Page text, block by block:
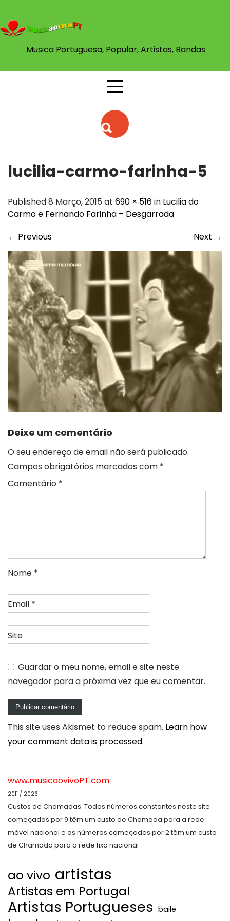
content
Musica Portuguesa, Popular, Artistas, Bandas
lucilia-carmo-farinha-5
Published 8 Março, 2015 at 690 × 516in Lucilia do
Carmo e Fernando Farinha – Desgarrada
← Previous Next →
Deixe um comentário
O seu endereço de email não será publicado.
Campos obrigatórios marcados com *
Comentário *
Nome *
Email *
Site
Guardar o meu nome, email e site neste
navegador para a próxima vez que eu comentar.
This site uses Akismet to reduce spam. Learn how
your comment data is processed.
www.musicaovivoPT.com
2011 / 2026
Custos de Chamadas: Todos números constantes neste site
começados por 9 têm um custo de Chamada para a rede
móvel nacional e os números começados por 2 têm um custo
de Chamada para a rede fixa nacional
ao vivo artistas
Artistas em Portugal
Artistas Portugueses baile